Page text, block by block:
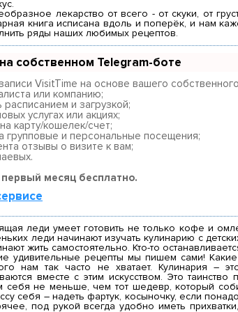
Зарегистрироваться и
лекарство от всего - от скуки, от
книга исписана вдоль и поперёк, и нам
ряды наших любимых рецептов.
собственном Telegram-боте
VisitTime на основе вашего
или компанию;
и загрузкой;
услугах или акциях;
карту/кошелек/счет;
групповые и персональные посещения;
отзывы о визите к вам;
месяц бесплатно.
леди умеет готовить не только кофе и
леди начинают изучать кулинарию с
жить самостоятельно. Кто-то
удивительные рецепты мы пишем сами!
нам так часто не хватает. Кулинария –
вместе с этим искусством. Это
себя не меньше, чем тот шедевр, который
себя – надеть фартук, косыночку, если
под рукой всегда удобно иметь